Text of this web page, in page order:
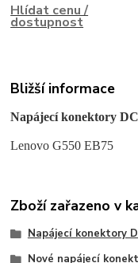
Hlídat cenu /
dostupnost
Bližší informace
Napájecí konektory
Lenovo G550 EB75
Zboží zařazeno v
Napájecí konektory
Nové napájecí